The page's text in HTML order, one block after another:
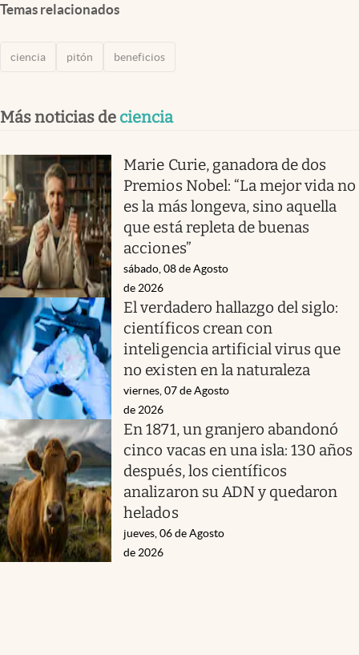
Temas relacionados
ciencia pitón beneficios
Más noticias de ciencia
Marie Curie, ganadora de dos
Premios Nobel: “La mejor vida no
es la más longeva, sino aquella
que está repleta de buenas
acciones”
sábado, 08 de Agosto
de 2026
El verdadero hallazgo del siglo:
científicos crean con
inteligencia artificial virus que
no existen en la naturaleza
viernes, 07 de Agosto
de 2026
En 1871, un granjero abandonó
cinco vacas en una isla: 130 años
después, los científicos
analizaron su ADN y quedaron
helados
jueves, 06 de Agosto
de 2026